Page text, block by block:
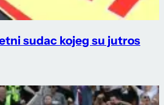
sudac kojeg su jutros